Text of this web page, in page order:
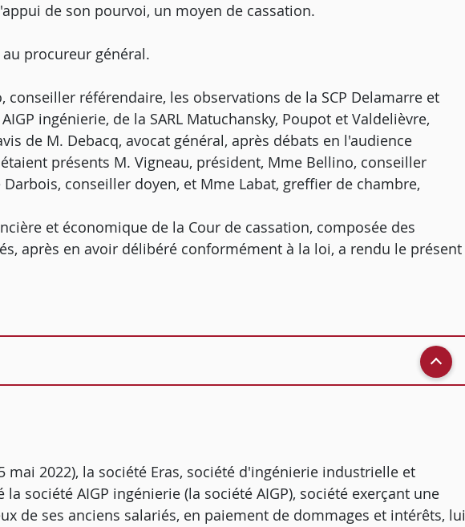
de son pourvoi, un moyen de cassation.
procureur général.
référendaire, les observations de la SCP Delamarre et
ingénierie, de la SARL Matuchansky, Poupot et Valdelièvre,
de M. Debacq, avocat général, après débats en l'audience
présents M. Vigneau, président, Mme Bellino, conseiller
conseiller doyen, et Mme Labat, greffier de chambre,
et économique de la Cour de cassation, composée des
après en avoir délibéré conformément à la loi, a rendu le présent
mai 2022), la société Eras, société d'ingénierie industrielle et
société AIGP ingénierie (la société AIGP), société exerçant une
de ses anciens salariés, en paiement de dommages et intérêts, lui